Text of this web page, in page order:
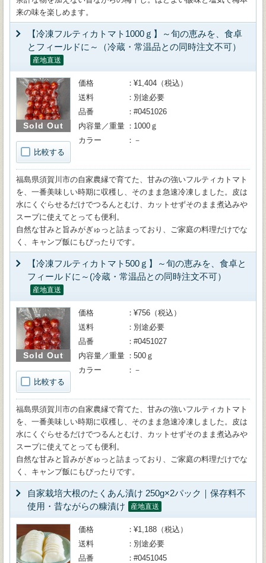
来の味を楽しめます。
【冷凍フルティカトマト1000ｇ】～旬の恵みを、食卓
とフィールドに～（冷蔵・常温品との同時注文不可）
産地直送
Sold Out
比較する
価格
¥1,404（税込）
送料
別途必要
品番
#0451026
内容量／重量
1000ｇ
カラー
－
福島県須賀川市の自家農縁で育てた、甘みの強いフルティカトマト
を、一番美味しい時期に収穫し、そのまま急速冷凍しました。皮は
水にくぐらせるだけでつるんとむけ、カットせずそのまま煮込みや
スープに使えてとっても便利。
自然な甘みと旨みがぎゅっと詰まっており、ご家庭の料理だけでな
く、キャンプ飯にもぴったりです。
【冷凍フルティカトマト500ｇ】～旬の恵みを、食卓と
フィールドに～(冷蔵・常温品との同時注文不可）
産地直送
Sold Out
比較する
価格
¥756（税込）
送料
別途必要
品番
#0451027
内容量／重量
500ｇ
カラー
－
福島県須賀川市の自家農縁で育てた、甘みの強いフルティカトマト
を、一番美味しい時期に収穫し、そのまま急速冷凍しました。皮は
水にくぐらせるだけでつるんとむけ、カットせずそのまま煮込みや
スープに使えてとっても便利。
自然な甘みと旨みがぎゅっと詰まっており、ご家庭の料理だけでな
く、キャンプ飯にもぴったりです。
自家栽培大根のたくあん漬け 250g×2パック｜保存料不
使用・昔ながらの糠漬け
産地直送
価格
¥1,188（税込）
送料
別途必要
品番
#0451045